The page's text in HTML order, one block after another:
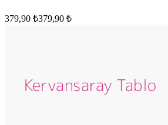
379,90 ₺379,90 ₺